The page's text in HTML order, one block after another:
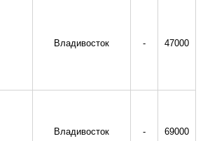
Владивосток - 47000
Владивосток - 69000